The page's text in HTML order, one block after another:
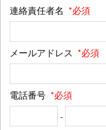
連絡責任者名 *必須
メールアドレス *必須
電話番号 *必須
-